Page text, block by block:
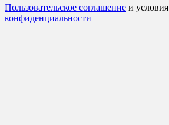
Пользовательское соглашение и условия
конфиденциальности